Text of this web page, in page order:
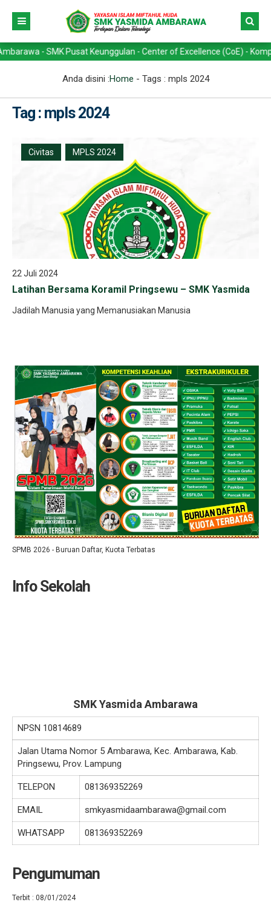
- SMK Pusat Keunggulan - Center of Excellence (CoE) -
Anda disini :Home - Tags : mpls 2024
Tag : mpls 2024
Civitas MPLS 2024
22 Juli 2024
Latihan Bersama Koramil Pringsewu – SMK Yasmida
Jadilah Manusia yang Memanusiakan Manusia
SPMB 2026 - Buruan Daftar, Kuota Terbatas
Info Sekolah
SMK Yasmida Ambarawa
NPSN 10814689
Jalan Utama Nomor 5 Ambarawa, Kec. Ambarawa, Kab.
Pringsewu, Prov. Lampung
TELEPON 081369352269
EMAIL smkyasmidaambarawa@gmail.com
WHATSAPP 081369352269
Pengumuman
Terbit : 08/01/2024